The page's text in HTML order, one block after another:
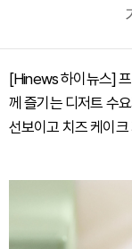
[Hinews 하이뉴스]
께 즐기는 디저트 수
선보이고 치즈 케이